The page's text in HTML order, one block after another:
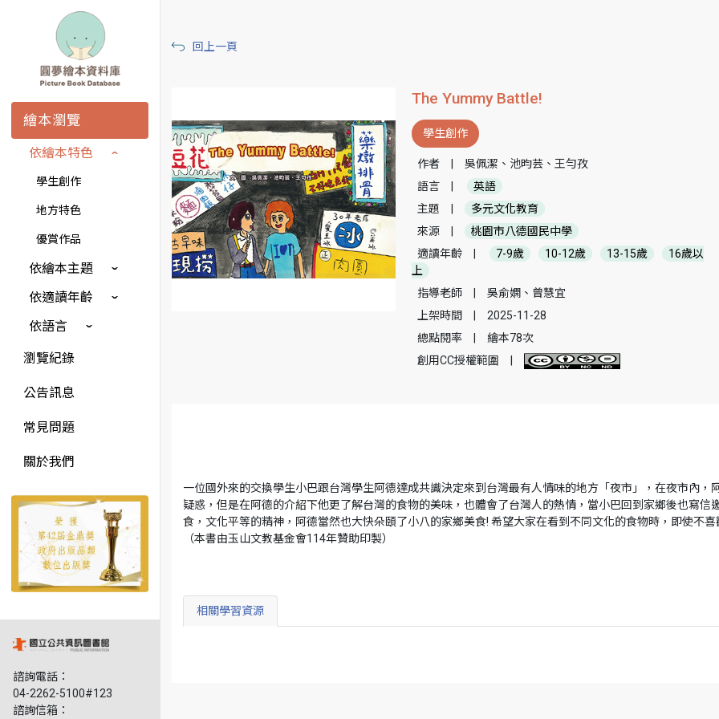
繪本瀏覽
依繪本特色
學生創作
地方特色
優賞作品
依繪本主題
依適讀年齡
依語言
瀏覽紀錄
公告訊息
常見問題
關於我們
諮詢電話：
04-2262-5100#123
諮詢信箱：
回上一頁
The Yummy Battle!
學生創作
作者
吳佩潔、池昀芸、王勻孜
語言
英語
主題
多元文化教育
來源
桃園市八德國民中學
適讀年齡
7-9歲 10-12歲 13-15歲
16歲以
上
指導老師
吳俞嫻、曾慧宜
上架時間
2025-11-28
總點閱率
繪本78次
創用CC授權範圍
一位國外來的交換學生小巴跟台灣學生阿德達成共識決定來到台灣最有人情味的地方「夜市」，在夜市內
疑惑，但是在阿德的介紹下他更了解台灣的食物的美味，也體會了台灣人的熱情，當小巴回到家鄉後也寫
食，文化平等的精神，阿德當然也大快朵頤了小八的家鄉美食! 希望大家在看到不同文化的食物時，即使不
（本書由玉山文教基金會114年贊助印製）
相關學習資源